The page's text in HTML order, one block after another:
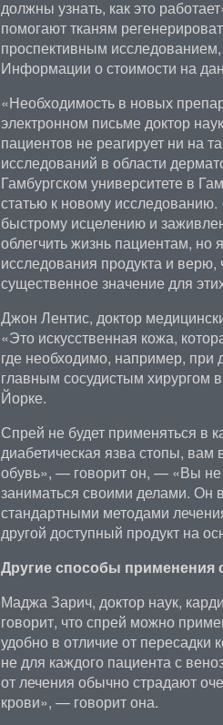
должны узнать, как это
помогают тканям
проспективным исследованием,
Информации о стоимости на
«Необходимость в новых
электронном письме доктор
пациентов не реагирует ни на
исследований в области
Гамбургском университете в
статью к новому
быстрому исцелению и
облегчить жизнь пациентам,
исследования продукта и
существенное значение для
Джон Лентис, доктор
«Это искусственная кожа,
где необходимо, например, при
главным сосудистым хирургом
Йорке.
Спрей не будет применяться в
диабетическая язва стопы, вам
обувь», — говорит он, — «Вы не
заниматься своими делами. Он
стандартными методами
другой доступный продукт на
Другие способы применения
Маджа Зарич, доктор наук,
говорит, что спрей можно
удобно в отличие от
не для каждого пациента с
от лечения обычно страдают
крови», — говорит она.